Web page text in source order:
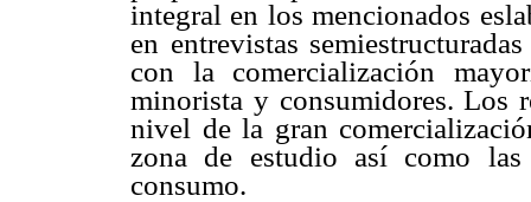
integral en los mencionados
en entrevistas
con la comercialización
minorista y consumidores. Los
nivel de la gran
zona de estudio así como
consumo.